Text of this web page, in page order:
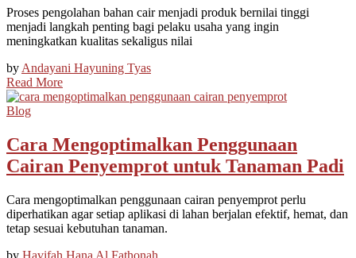
Proses pengolahan bahan cair menjadi produk bernilai tinggi
menjadi langkah penting bagi pelaku usaha yang ingin
meningkatkan kualitas sekaligus nilai
by Andayani Hayuning Tyas
Read More
Blog
Cara Mengoptimalkan Penggunaan
Cairan Penyemprot untuk Tanaman Padi
Cara mengoptimalkan penggunaan cairan penyemprot perlu
diperhatikan agar setiap aplikasi di lahan berjalan efektif, hemat, dan
tetap sesuai kebutuhan tanaman.
by Havifah Hana Al Fathonah